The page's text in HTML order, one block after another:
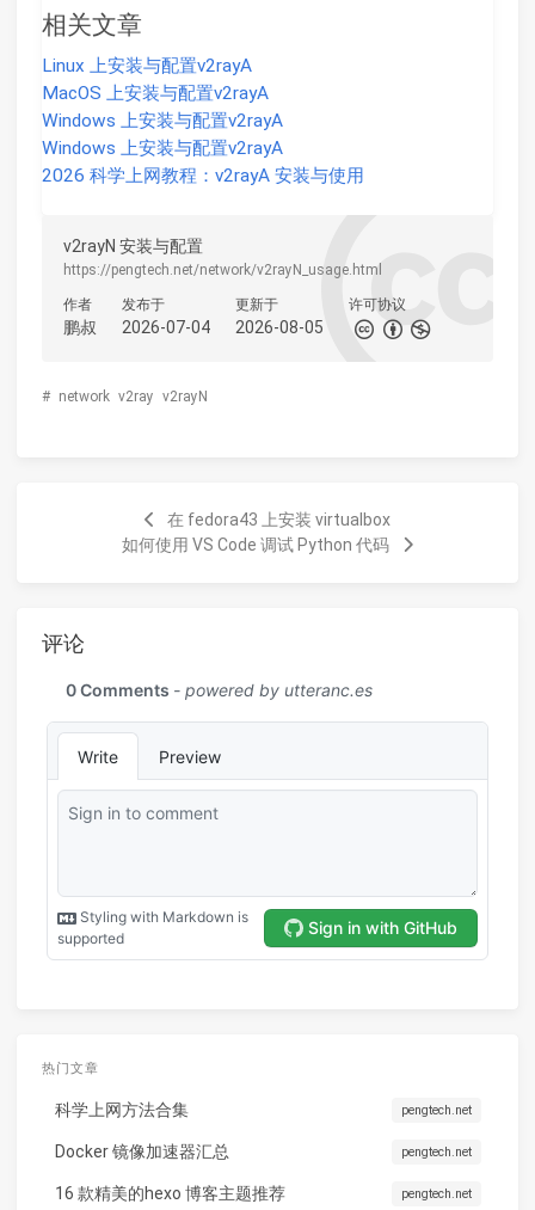
相关文章
Linux 上安装与配置v2rayA
MacOS 上安装与配置v2rayA
Windows 上安装与配置v2rayA
Windows 上安装与配置v2rayA
2026 科学上网教程：v2rayA 安装与使用
v2rayN 安装与配置
https://pengtech.net/network/v2rayN_usage.html
作者
鹏叔
发布于
2026-07-04
更新于
2026-08-05
许可协议
# network v2ray v2rayN
在 fedora43 上安装 virtualbox
如何使用 VS Code 调试 Python 代码
评论
热门文章
科学上网方法合集 pengtech.net
Docker 镜像加速器汇总 pengtech.net
16 款精美的hexo 博客主题推荐 pengtech.net